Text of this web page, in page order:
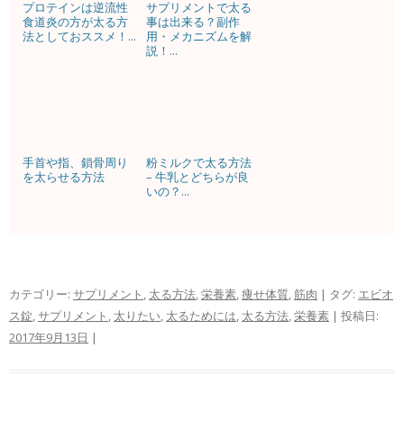
プロテインは逆流性
食道炎の方が太る方
法としておススメ！...
サプリメントで太る
事は出来る？副作
用・メカニズムを解
説！...
手首や指、鎖骨周り
を太らせる方法
粉ミルクで太る方法
– 牛乳とどちらが良
いの？...
カテゴリー: サプリメント , 太る方法,栄養素,痩せ体質,筋肉 | タグ: エビオ
ス錠,サプリメント , 太りたい, 太るためには, 太る方法,栄養素 | 投稿日:
2017年9月13日 |